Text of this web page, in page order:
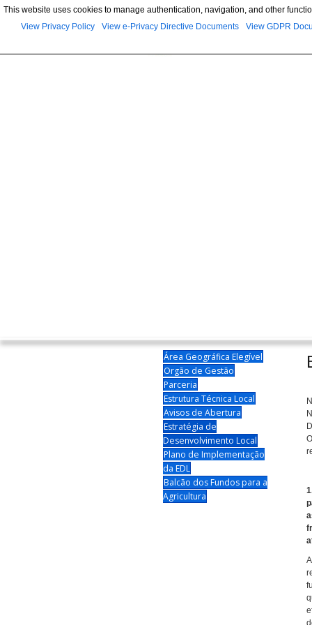
Área Geográfica Elegível
Orgão de Gestão
Parceria
Estrutura Técnica Local
Avisos de Abertura
Estratégia de
Desenvolvimento Local
Plano de Implementação
da EDL
Balcão dos Fundos para a
Agricultura
This website uses cookies to manage authentication, navigation, and other
View Privacy Policy
View e-Privacy Directive Documents View GDPR